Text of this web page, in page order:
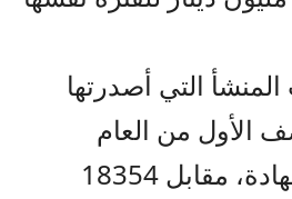
التي أصدرتها
الأول من العام
الحالي 20548 شهادة، مقابل 18354